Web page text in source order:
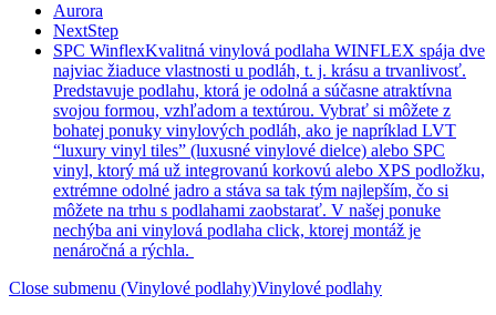
Aurora
NextStep
SPC WinflexKvalitná vinylová podlaha WINFLEX spája dve
najviac žiaduce vlastnosti u podláh, t. j. krásu a trvanlivosť.
Predstavuje podlahu, ktorá je odolná a súčasne atraktívna
svojou formou, vzhľadom a textúrou. Vybrať si môžete z
bohatej ponuky vinylových podláh, ako je napríklad LVT
“luxury vinyl tiles” (luxusné vinylové dielce) alebo SPC
vinyl, ktorý má už integrovanú korkovú alebo XPS podložku,
extrémne odolné jadro a stáva sa tak tým najlepším, čo si
môžete na trhu s podlahami zaobstarať. V našej ponuke
nechýba ani vinylová podlaha click, ktorej montáž je
nenáročná a rýchla.
Close submenu (Vinylové podlahy)Vinylové podlahy